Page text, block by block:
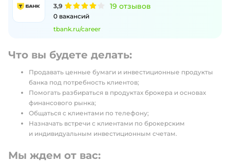
3,9 19 отзывов
0 вакансий
tbank.ru/career
Что вы будете делать:
Продавать ценные бумаги и инвестиционные продукты
банка под потребность клиентов;
Помогать разбираться в продуктах брокера и основах
финансового рынка;
Общаться с клиентами по телефону;
Назначать встречи с клиентами по брокерским
и индивидуальным инвестиционным счетам.
Мы ждем от вас: